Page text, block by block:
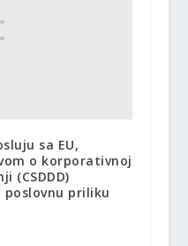
sa EU,
o korporativnoj
(CSDDD)
priliku